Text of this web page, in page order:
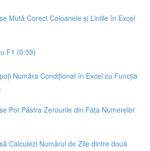
Mută Corect Coloanele și Liniile în Excel
F1 (0:53)
Număra Condiționat în Excel cu Funcția
Pot Păstra Zerourile din Fața Numerelor
Calculezi Numărul de Zile dintre două